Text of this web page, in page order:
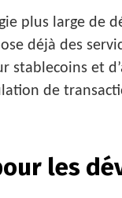
plus large de
déjà des
stablecoins et
de
les